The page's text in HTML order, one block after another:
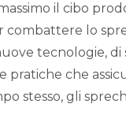
il cibo
combattere lo
tecnologie, di
pratiche che
stesso, gli